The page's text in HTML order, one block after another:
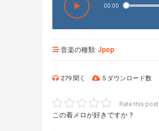
00:00
音楽の種類: Jpop
279 聞く 5 ダウンロード数
Rate this post
この着メロが好きですか？